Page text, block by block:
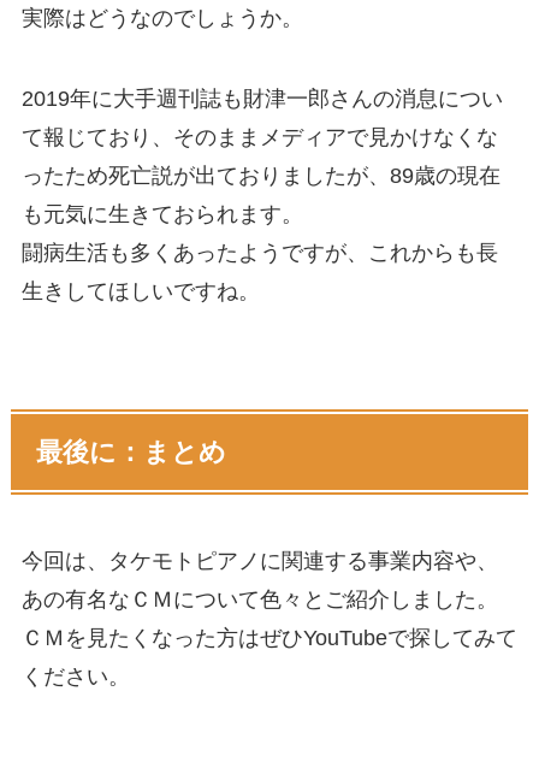
実際はどうなのでしょうか。
2019年に大手週刊誌も財津一郎さんの消息につい
て報じており、そのままメディアで見かけなくな
ったため死亡説が出ておりましたが、89歳の現在
も元気に生きておられます。
闘病生活も多くあったようですが、これからも長
生きしてほしいですね。
最後に：まとめ
今回は、タケモトピアノに関連する事業内容や、
あの有名なＣＭについて色々とご紹介しました。
ＣＭを見たくなった方はぜひYouTubeで探してみて
ください。